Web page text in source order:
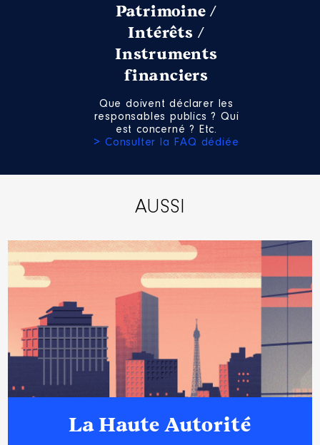
Patrimoine /
Intérêts /
Instruments
financiers
Que doivent déclarer les
responsables publics ? Qui
est concerné ? Etc.
> Consulter la FAQ dédiée
AUSSI
La Haute Autorité